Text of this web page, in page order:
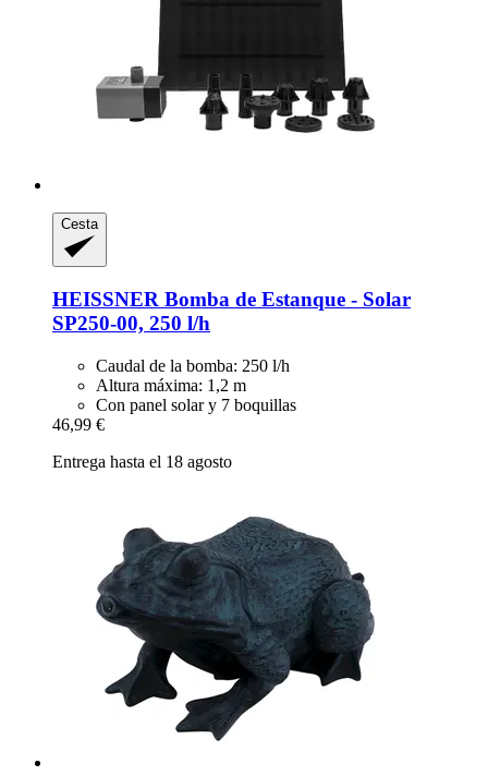
Cesta
HEISSNER Bomba de Estanque -​ Solar
SP250-​00, 250 l/h
Caudal de la bomba: 250 l/h
Altura máxima: 1,2 m
Con panel solar y 7 boquillas
46,99 €
Entrega hasta el 18 agosto